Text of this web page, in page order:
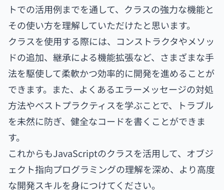
トでの活用例までを通して、クラスの強力な機能と
その使い方を理解していただけたと思います。
クラスを使用する際には、コンストラクタやメソッ
ドの追加、継承による機能拡張など、さまざまな手
法を駆使して柔軟かつ効率的に開発を進めることが
できます。また、よくあるエラーメッセージの対処
方法やベストプラクティスを学ぶことで、トラブル
を未然に防ぎ、健全なコードを書くことができま
す。
これからもJavaScriptのクラスを活用して、オブジ
ェクト指向プログラミングの理解を深め、より高度
な開発スキルを身につけてください。